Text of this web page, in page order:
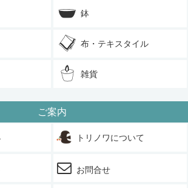
鉢
布・テキスタイル
雑貨
ご案内
トリノワについて
お問合せ